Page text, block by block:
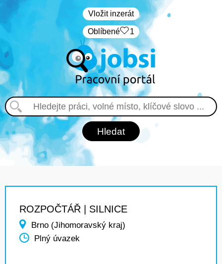
Vložit inzerát
Oblíbené 1
ROZPOČTÁŘ | SILNICE
Brno (Jihomoravský kraj)
Plný úvazek